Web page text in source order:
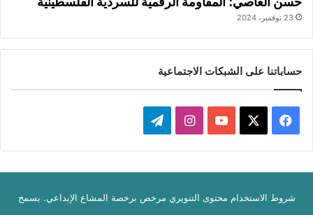
23 نوفمبر، 2024
حساباتنا على الشبكات الاجتماعية
ي
س
ب
X
Y
o
u
ن
س
ت
ي
ل
ق
شروط الاستخدام محتوى التنويري مرخص برخصة المشاع الإبداعي. يسمح